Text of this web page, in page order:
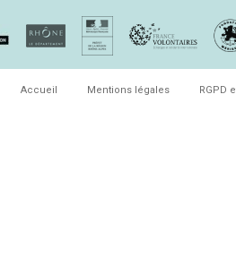
Accueil Mentions légales RGPD